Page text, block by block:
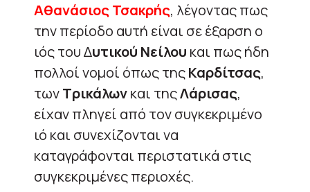
Αθανάσιος Τσακρής, λέγοντας πως
την περίοδο αυτή είναι σε έξαρση ο
ιός του Δυτικού Νείλου και πως ήδη
πολλοί νομοί όπως τηςΚαρδίτσας,
τωνΤρικάλωνκαι τηςΛάρισας,
είχαν πληγεί από τον συγκεκριμένο
ιό και συνεχίζονται να
καταγράφονται περιστατικά στις
συγκεκριμένες περιοχές.